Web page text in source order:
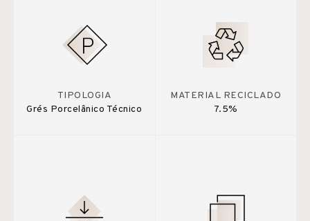
TIPOLOGIA
Grés Porcelânico Técnico
MATERIAL RECICLADO
7.5%